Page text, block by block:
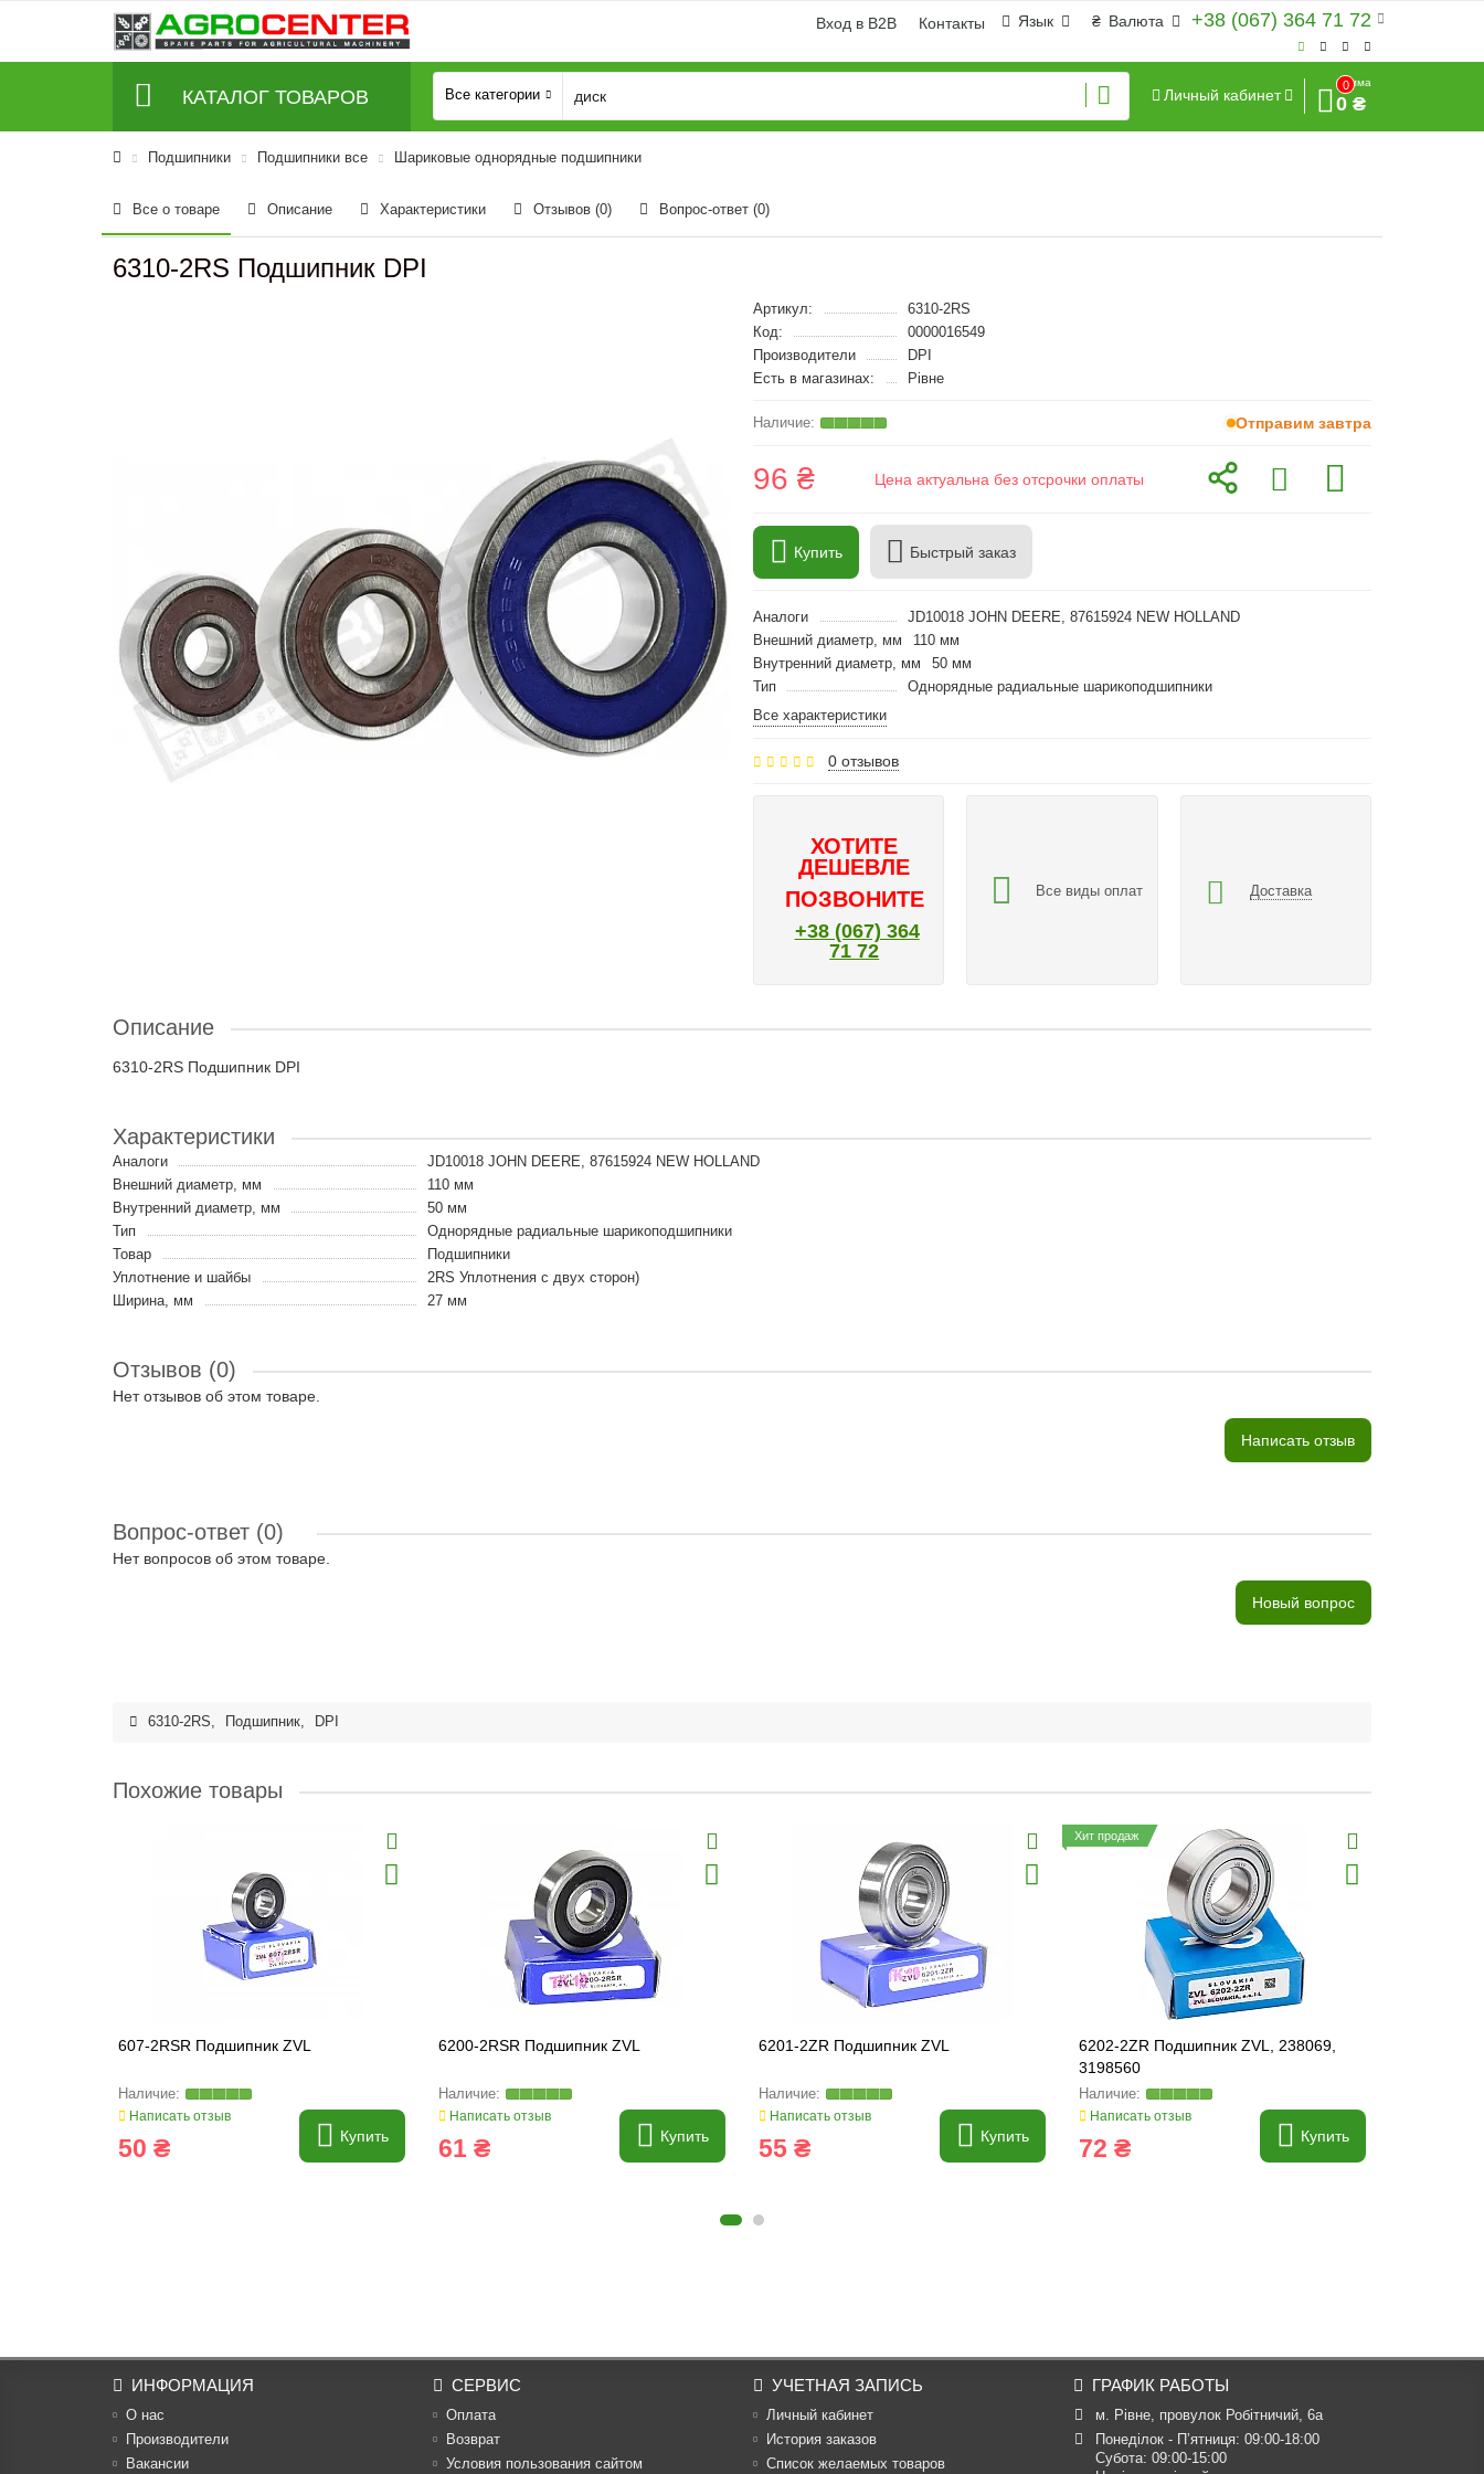
+38 (067) 364 71 72
₴ Валюта
Язык
Вход в B2B Контакты
КАТАЛОГ ТОВАРОВ Все категории Личный кабинет
0
Сумма
0 ₴
Подшипники Подшипники все Шариковые однорядные подшипники
Все о товаре Описание Характеристики Отзывов (0) Вопрос-ответ (0)
6310-2RS Подшипник DPI
Артикул:
6310-2RS
Код:
0000016549
Производители
DPI
Есть в магазинах:
Рівне
Отправим завтра
96 ₴ Цена актуальна без отсрочки оплаты
Купить Быстрый заказ
Аналоги
JD10018 JOHN DEERE, 87615924 NEW HOLLAND
Внешний диаметр, мм
110 мм
Внутренний диаметр, мм
50 мм
Тип
Однорядные радиальные шарикоподшипники
Все характеристики
0 отзывов
ХОТИТЕ
ДЕШЕВЛЕ
ПОЗВОНИТЕ
+38 (067) 364
71 72
Все виды оплат Доставка
Описание
6310-2RS Подшипник DPI
Характеристики
Аналоги
JD10018 JOHN DEERE, 87615924 NEW HOLLAND
Внешний диаметр, мм
110 мм
Внутренний диаметр, мм
50 мм
Тип
Однорядные радиальные шарикоподшипники
Товар
Подшипники
Уплотнение и шайбы
2RS Уплотнения с двух сторон)
Ширина, мм
27 мм
Отзывов (0)
Нет отзывов об этом товаре.
Написать отзыв
Вопрос-ответ (0)
Нет вопросов об этом товаре.
Новый вопрос
6310-2RS, Подшипник, DPI
Похожие товары
607-2RSR Подшипник ZVL
Написать отзыв
50 ₴ Купить
6200-2RSR Подшипник ZVL
Написать отзыв
61 ₴ Купить
6201-2ZR Подшипник ZVL
Написать отзыв
55 ₴ Купить
Хит продаж
6202-2ZR Подшипник ZVL, 238069,
3198560
Написать отзыв
72 ₴ Купить
ИНФОРМАЦИЯ
О нас
Производители
Вакансии
СЕРВИС
Оплата
Возврат
Условия пользования сайтом
УЧЕТНАЯ ЗАПИСЬ
Личный кабинет
История заказов
Список желаемых товаров
ГРАФИК РАБОТЫ
м. Рівне, провулок Робітничий, 6а
Понеділок - П’ятниця: 09:00-18:00
Субота: 09:00-15:00